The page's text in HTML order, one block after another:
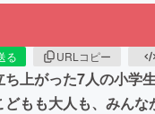
る URLコピー
ち上がった7人の小
もも大人も、みん